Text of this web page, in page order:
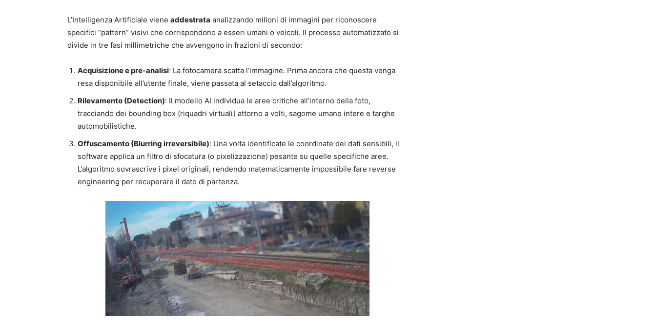
L’Intelligenza Artificiale viene addestrata analizzando milioni di immagini per riconoscere
specifici “pattern” visivi che corrispondono a esseri umani o veicoli. Il processo automatizzato si
divide in tre fasi millimetriche che avvengono in frazioni di secondo:
Acquisizione e pre-analisi: La fotocamera scatta l’immagine. Prima ancora che questa venga
resa disponibile all’utente finale, viene passata al setaccio dall’algoritmo.
Rilevamento (Detection): Il modello AI individua le aree critiche all’interno della foto,
tracciando dei bounding box (riquadri virtuali) attorno a volti, sagome umane intere e targhe
automobilistiche.
Offuscamento (Blurring irreversibile): Una volta identificate le coordinate dei dati sensibili, il
software applica un filtro di sfocatura (o pixelizzazione) pesante su quelle specifiche aree.
L’algoritmo sovrascrive i pixel originali, rendendo matematicamente impossibile fare reverse
engineering per recuperare il dato di partenza.